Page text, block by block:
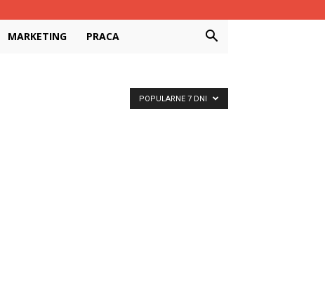
MARKETING PRACA
POPULARNE 7 DNI